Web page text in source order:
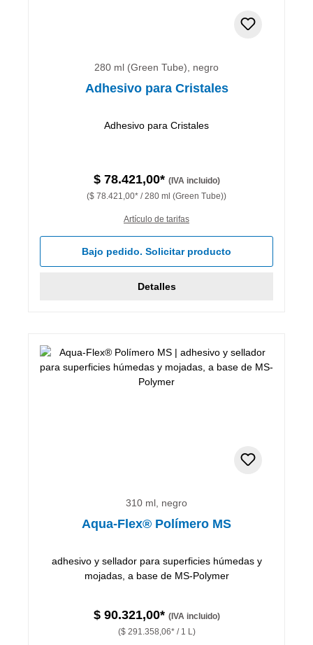
280 ml (Green Tube), negro
Adhesivo para Cristales
Adhesivo para Cristales
$ 78.421,00* (IVA incluido)
($ 78.421,00* / 280 ml (Green Tube))
Artículo de tarifas
Bajo pedido. Solicitar producto
Detalles
310 ml, negro
Aqua-Flex® Polímero MS
adhesivo y sellador para superficies húmedas y
mojadas, a base de MS-Polymer
$ 90.321,00* (IVA incluido)
($ 291.358,06* / 1 L)